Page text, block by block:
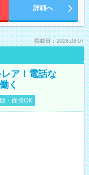
詳細へ
掲載日：2026.08.07
ア！電話な
く
・面接OK